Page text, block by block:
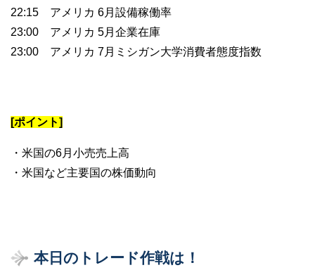
22:15 アメリカ 6月設備稼働率
23:00 アメリカ 5月企業在庫
23:00 アメリカ 7月ミシガン大学消費者態度指数
[ポイント]
・米国の6月小売売上高
・米国など主要国の株価動向
本日のトレード作戦は！